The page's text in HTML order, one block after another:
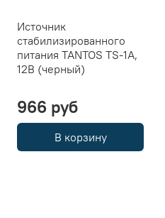
Источник
стабилизированного
питания TANTOS TS-1A,
12В (черный)
966 руб
В корзину